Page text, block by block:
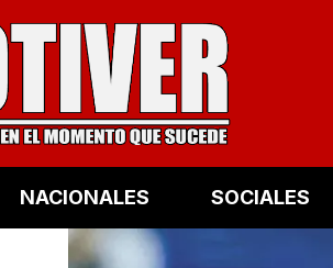
NACIONALES SOCIALES